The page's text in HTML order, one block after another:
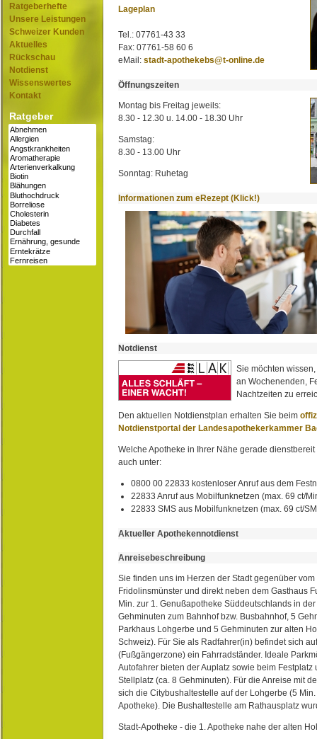
Ratgeberhefte
Unsere Leistungen
Schweizer Kunden
Aktuelles
Rückschau
Notdienst
Wissenswertes
Kontakt
Ratgeber
Lageplan
Tel.: 07761-43 33
Fax: 07761-58 60 6
eMail: stadt-apothekebs@t-online.de
Öffnungszeiten
Montag bis Freitag jeweils:
8.30 - 12.30 u. 14.00 - 18.30 Uhr
Samstag:
8.30 - 13.00 Uhr
Sonntag: Ruhetag
Informationen zum eRezept (Klick!)
Notdienst
Sie möchten
an Wochenenden,
Nachtzeiten zu
Den aktuellen Notdienstplan erhalten Sie beim
Notdienstportal der Landesapothekerkammer
Welche Apotheke in Ihrer Nähe gerade
auch unter:
0800 00 22833 kostenloser Anruf aus dem
22833 Anruf aus Mobilfunknetzen (max. 69 ct/
22833 SMS aus Mobilfunknetzen (max. 69 ct/
Aktueller Apothekennotdienst
Anreisebeschreibung
Sie finden uns im Herzen der Stadt gegenüber
Fridolinsmünster und direkt neben dem Gasthaus
Min. zur 1. Genußapotheke Süddeutschlands in
Gehminuten zum Bahnhof bzw. Busbahnhof, 5
Parkhaus Lohgerbe und 5 Gehminuten zur alten
Schweiz). Für Sie als Radfahrer(in) befindet sich
(Fußgängerzone) ein Fahrradständer. Ideale
Autofahrer bieten der Auplatz sowie beim Festplatz
Stellplatz (ca. 8 Gehminuten). Für die Anreise mit
sich die Citybushaltestelle auf der Lohgerbe (5
Apotheke). Die Bushaltestelle am Rathausplatz
Stadt-Apotheke - die 1. Apotheke nahe der alten